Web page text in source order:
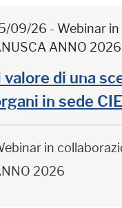
09/26 - Webinar in
ANNO 2026
Il valore di una
in sede CIE
in
2026